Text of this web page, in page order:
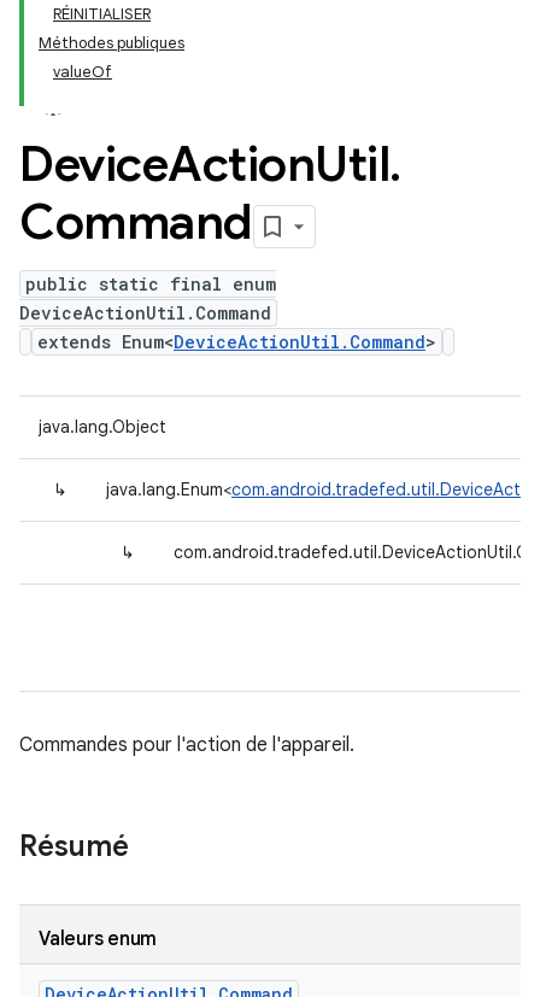
RÉINITIALISER
Méthodes publiques
valueOf
DeviceActionUtil.
Command
public static final enum
DeviceActionUtil.Command
extends Enum<DeviceActionUtil.Command>
java.lang.Object
↳ java.lang.Enum<
↳
Commandes pour l'action de l'appareil.
Résumé
Valeurs enum